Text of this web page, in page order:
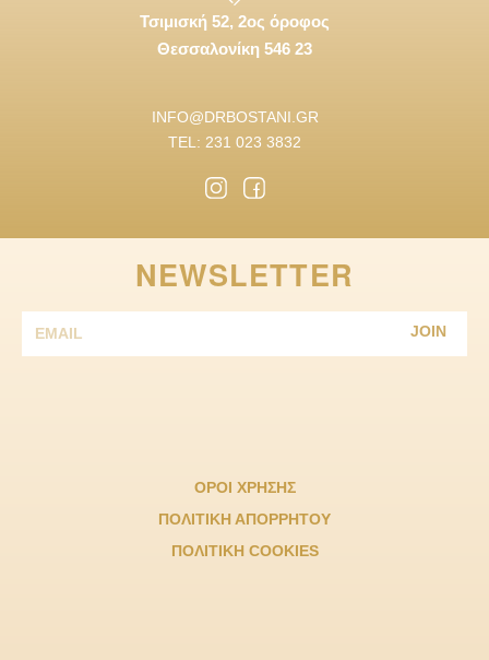
Τσιμισκή 52, 2ος όροφος
Θεσσαλονίκη 546 23
INFO@DRBOSTANI.GR
TEL: 231 023 3832
NEWSLETTER
JOIN
ΟΡΟΙ ΧΡΗΣΗΣ
ΠΟΛΙΤΙΚΗ ΑΠΟΡΡΗΤΟΥ
ΠΟΛΙΤΙΚΗ COOKIES